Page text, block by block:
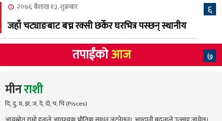
६
२०७६ बैशाख १३, शुक्रबार
जहाँ चट्याङबाट बच्न रक्सी छर्केर घरभित्र पस्छन् स्थानीय
७
तपाईंकोआज
मीनराशी
दि, दु, थ, झ, ञ, दे, दो, च, चि (Pisces)